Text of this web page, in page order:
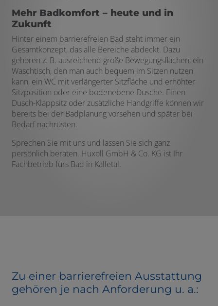
Mehr Badkomfort – heute und in
Zukunft
Hinter einem barrierefreien Bad steht immer ein
Gesamtkonzept, das alle Bereiche abdeckt. Dazu
gehören z. B. ausreichend große Bewegungsflächen, ein
Waschtisch, den man auch bequem im Sitzen nutzen
kann, ein WC mit verlängerter Sitzfläche und erhöhter
Sitzposition oder eine bodenebene Dusche. Einen
Dusch-Klappsitz oder zusätzliche Handgriffe können wir
bereits bei der Badplanung vorsehen und später bei
Bedarf nachrüsten.
Sprechen Sie mit uns und lassen Sie sich ganz
persönlich beraten. Huxoll GmbH & Co. KG ist Ihr
Fachbetrieb fürs Bad in Kalletal.
Zu einer barrierefreien Ausstattung
gehören je nach Anforderung u. a.: